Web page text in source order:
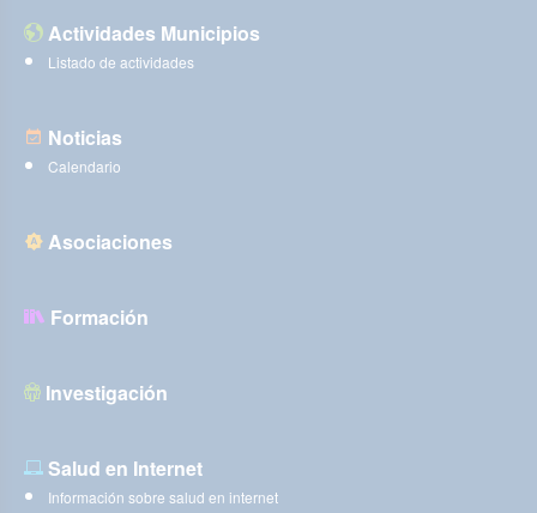
Actividades Municipios
Listado de actividades
Noticias
Calendario
Asociaciones
Formación
Investigación
Salud en Internet
Información sobre salud en internet